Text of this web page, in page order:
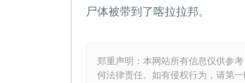
尸体被带到了喀拉拉邦。
郑重声明：本网站所有信息仅供参
何法律责任。如有侵权行为，请第